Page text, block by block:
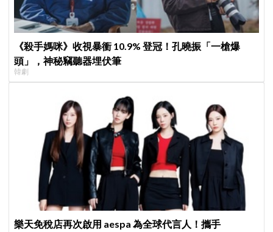
《殺手媽咪》收視暴衝 10.9% 登冠！孔曉振「一槍爆
頭」，神秘竊聽器埋伏筆
韓劇
樂天免稅店再次啟用 aespa 為全球代言人！攜手